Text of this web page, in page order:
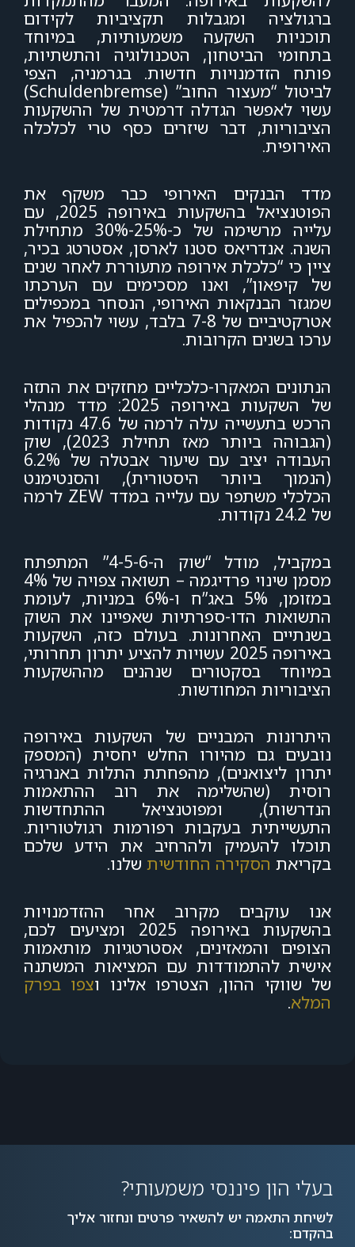
ברגולציה ומגבלות תקציביות לקידום
תוכניות השקעה משמעותיות, במיוחד
בתחומי הביטחון, הטכנולוגיה והתשתיות,
פותח הזדמנויות חדשות. בגרמניה, הצפי
לביטול “מעצור החוב” (Schuldenbremse)
עשוי לאפשר הגדלה דרמטית של ההשקעות
הציבוריות, דבר שיזרים כסף טרי לכלכלה
האירופית.
מדד הבנקים האירופי כבר משקף את
הפוטנציאל בהשקעות באירופה 2025, עם
עלייה מרשימה של כ-25%-30% מתחילת
השנה. אנדריאס סטנו לארסן, אסטרטג בכיר,
ציין כי “כלכלת אירופה מתעוררת לאחר שנים
של קיפאון”, ואנו מסכימים עם הערכתו
שמגזר הבנקאות האירופי, הנסחר במכפילים
אטרקטיביים של 7-8 בלבד, עשוי להכפיל את
ערכו בשנים הקרובות.
הנתונים המאקרו-כלכליים מחזקים את התזה
של השקעות באירופה 2025: מדד מנהלי
הרכש בתעשייה עלה לרמה של 47.6 נקודות
(הגבוהה ביותר מאז תחילת 2023), שוק
העבודה יציב עם שיעור אבטלה של 6.2%
(הנמוך ביותר היסטורית), והסנטימנט
הכלכלי משתפר עם עלייה במדד ZEW לרמה
של 24.2 נקודות.
במקביל, מודל “שוק ה-4-5-6” המתפתח
מסמן שינוי פרדיגמה – תשואה צפויה של 4%
במזומן, 5% באג”ח ו-6% במניות, לעומת
התשואות הדו-ספרתיות שאפיינו את השוק
בשנתיים האחרונות. בעולם כזה, השקעות
באירופה 2025 עשויות להציע יתרון תחרותי,
במיוחד בסקטורים שנהנים מההשקעות
הציבוריות המחודשות.
היתרונות המבניים של השקעות באירופה
נובעים גם מהיורו החלש יחסית (המספק
יתרון ליצואנים), מהפחתת התלות באנרגיה
רוסית (שהשלימה את רוב ההתאמות
הנדרשות), ומפוטנציאל ההתחדשות
התעשייתית בעקבות רפורמות רגולטוריות.
תוכלו להעמיק ולהרחיב את הידע שלכם
בקריאת הסקירה החודשית שלנו.
אנו עוקבים מקרוב אחר ההזדמנויות
בהשקעות באירופה 2025
ומציעים לכם,
הצופים והמאזינים, אסטרטגיות מותאמות
אישית להתמודדות עם המציאות המשתנה
של שווקי ההון, הצטרפו אלינו וצפו בפרק
המלא.
בעלי הון פיננסי משמעותי?
לשיחת התאמה יש להשאיר פרטים ונחזור אליך
בהקדם: